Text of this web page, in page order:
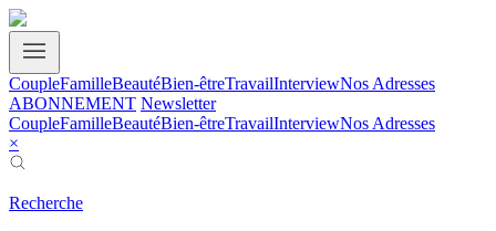
CoupleFamilleBeautéBien-êtreTravailInterviewNos Adresses
ABONNEMENT Newsletter
CoupleFamilleBeautéBien-êtreTravailInterviewNos Adresses
×
Recherche